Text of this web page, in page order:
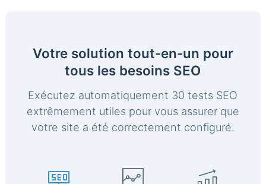
Votre solution tout-en-un pour
tous les besoins SEO
Exécutez automatiquement 30 tests SEO
extrêmement utiles pour vous assurer que
votre site a été correctement configuré.